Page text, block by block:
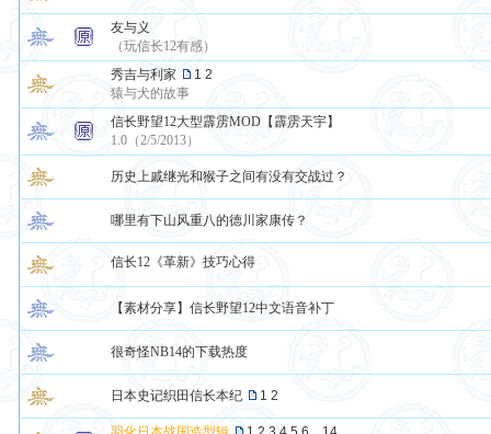
友与义
（玩信长12有感）
秀吉与利家
1 2
猿与犬的故事
信长野望12大型霹雳MOD【霹雳天宇】
1.0（2/5/2013）
历史上戚继光和猴子之间有没有交战过？
哪里有下山风重八的德川家康传？
信长12《革新》技巧心得
【素材分享】信长野望12中文语音补丁
很奇怪NB14的下载热度
日本史记织田信长本纪 1 2